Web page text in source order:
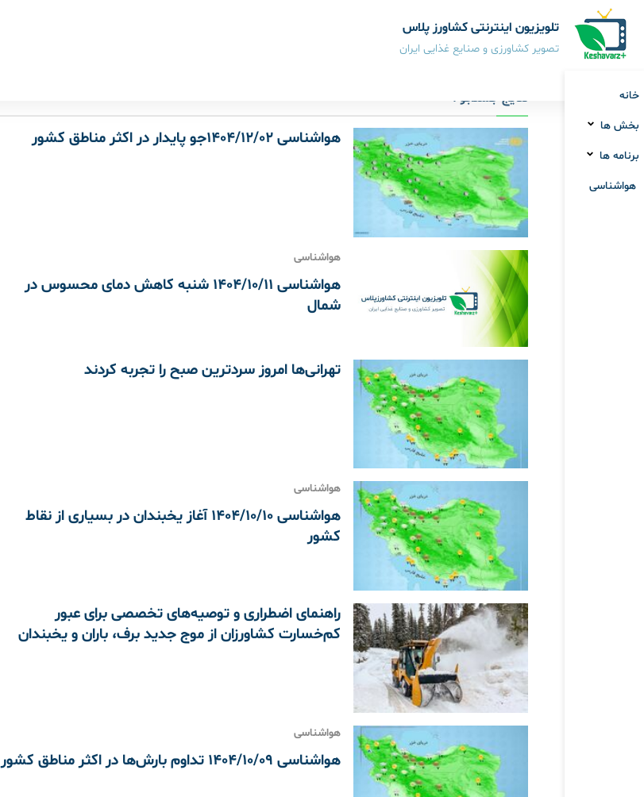
تلویزیون اینترنتی کشاورز پلاس
تصویر کشاورزی و صنایع غذایی ایران
خانه
بخش ها
برنامه ها
هواشناسی
نتایج جستجو :
هواشناسی 1404/12/02جو پایدار در اکثر مناطق کشور
هواشناسی
هواشناسی 1404/10/11 شنبه کاهش دمای محسوس در
شمال
تهرانی‌ها امروز سردترین صبح را تجربه کردند
هواشناسی
هواشناسی 1404/10/10 آغاز یخبندان در بسیاری از نقاط
کشور
راهنمای اضطراری و توصیه‌های تخصصی برای عبور
کم‌خسارت کشاورزان از موج جدید برف، باران و یخبندان
هواشناسی
هواشناسی 1404/10/09 تداوم بارش‌ها در اکثر مناطق کشور